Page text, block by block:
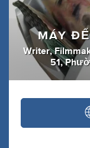
MÁY
Writer,
51,